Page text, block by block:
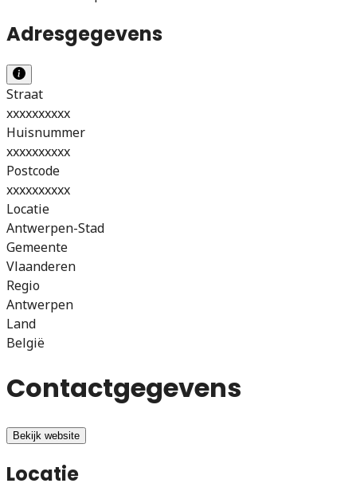
Adresgegevens
Straat
xxxxxxxxxx
Huisnummer
xxxxxxxxxx
Postcode
xxxxxxxxxx
Locatie
Antwerpen-Stad
Gemeente
Vlaanderen
Regio
Antwerpen
Land
België
Contactgegevens
Bekijk website
Locatie